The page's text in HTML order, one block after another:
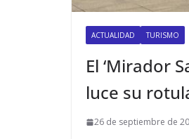
ACTUALIDAD TURISMO
El ‘Mirador
luce su
26 de septiembre de